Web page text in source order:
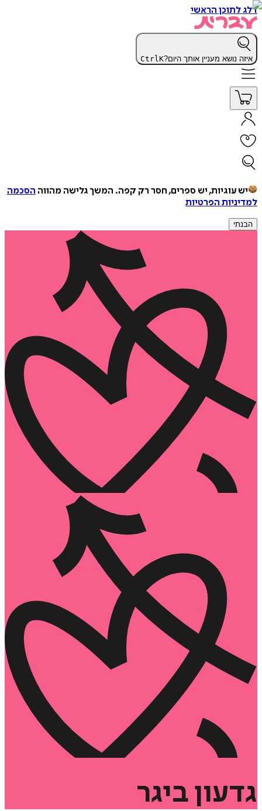
דלג לתוכן הראשי
איזה נושא מעניין אותך היום? CtrlK
יש עוגיות, יש ספרים, חסר רק קפה. המשך גלישה מהווה הסכמה
למדיניות הפרטיות
הבנתי
גדעון ביגר